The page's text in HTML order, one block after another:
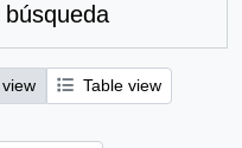
Table view